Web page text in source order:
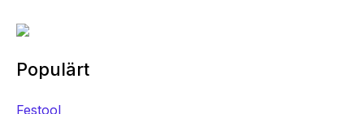
Populärt
Festool